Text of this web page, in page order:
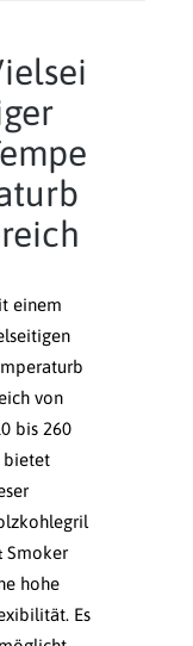
einem
von
bis 260
bietet
Smoker
hohe
Es